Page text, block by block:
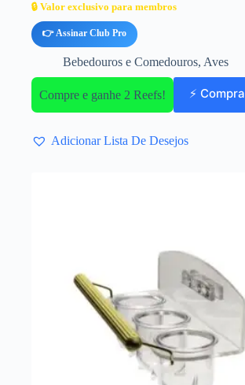
🔒 Valor exclusivo para membros
👉 Assinar Club Pro
Bebedouros e Comedouros, Aves
Compre e ganhe 2 Reefs! ⚡
Adicionar Lista De Desejos